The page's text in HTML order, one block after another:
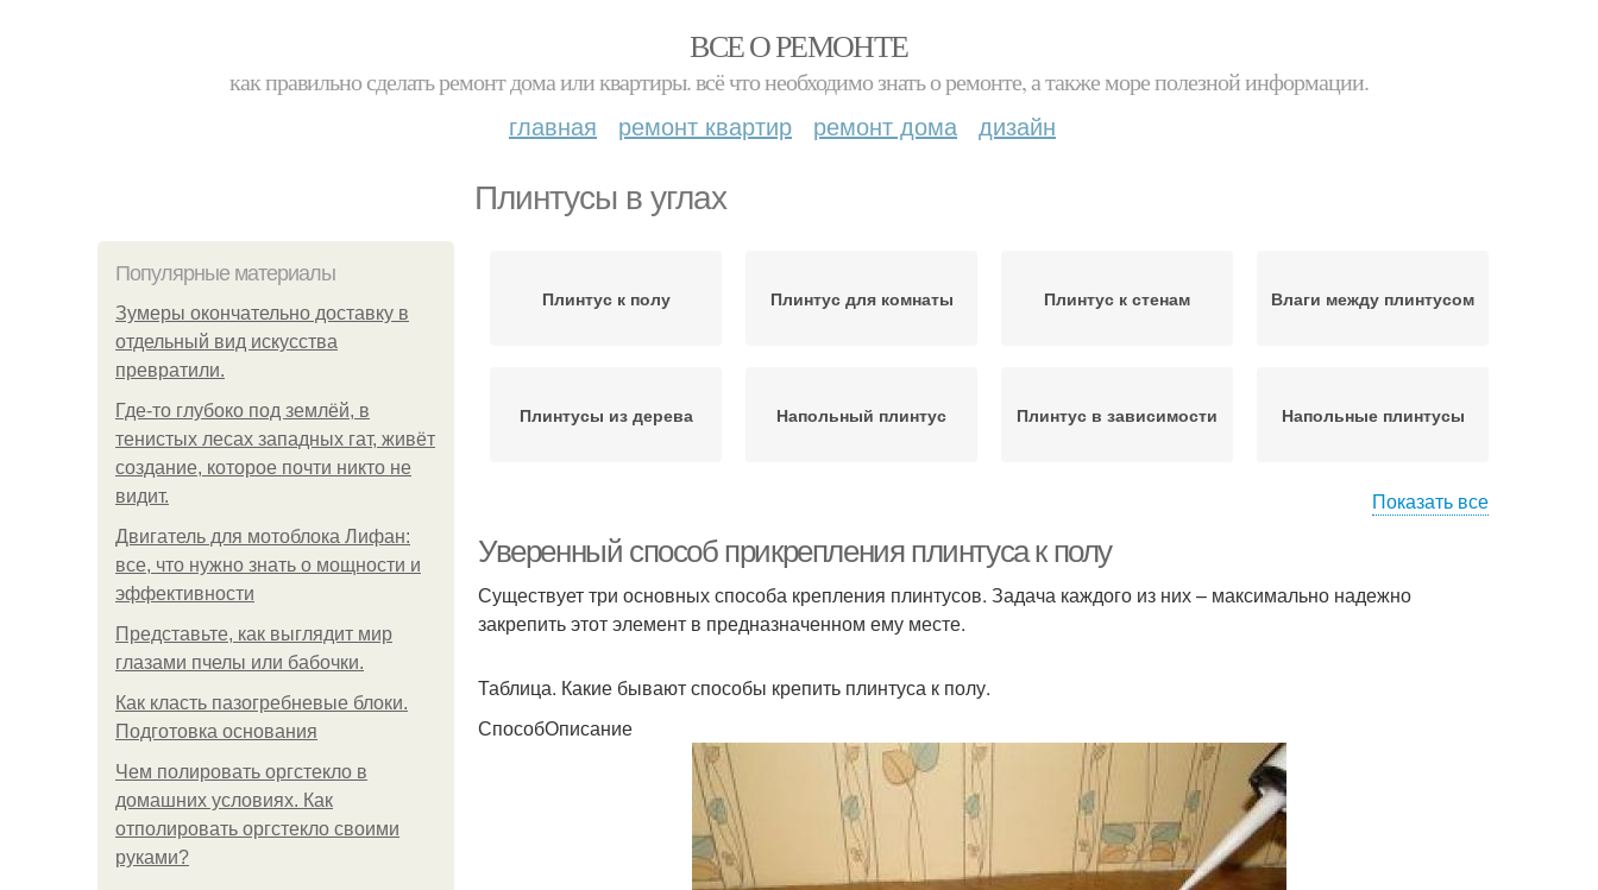
ВСЕ О РЕМОНТЕ
как правильно сделать ремонт дома или квартиры. всё что необходимо знать о ремонте, а также море полезной информации.
главная ремонт квартир ремонт дома дизайн
Плинтусы в углах
Популярные материалы
Зумеры окончательно доставку в
отдельный вид искусства
превратили.
Где-то глубоко под землёй, в
тенистых лесах западных гат, живёт
создание, которое почти никто не
видит.
Двигатель для мотоблока Лифан:
все, что нужно знать о мощности и
эффективности
Представьте, как выглядит мир
глазами пчелы или бабочки.
Как класть пазогребневые блоки.
Подготовка основания
Чем полировать оргстекло в
домашних условиях. Как
отполировать оргстекло своими
руками?
Плинтус к полу Плинтус для комнаты Плинтус к стенам Влаги между плинтусом
Плинтусы из дерева Напольный плинтус Плинтус в зависимости Напольные плинтусы
Показать все
Уверенный способ прикрепления плинтуса к полу
Существует три основных способа крепления плинтусов. Задача каждого из них – максимально надежно
закрепить этот элемент в предназначенном ему месте.
Таблица. Какие бывают способы крепить плинтуса к полу.
СпособОписание